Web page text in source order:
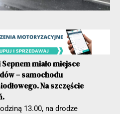
miało miejsce
– samochodu
Na szczęście
13.00, na drodze